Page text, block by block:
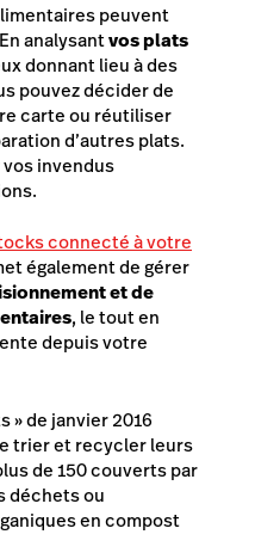
peuvent
analysantvos plats
donnant lieu à des
pouvez décider de
carte ou réutiliser
d’autres plats.
invendus
connecté à votre
également de gérer
et de
, le tout en
depuis votre
» de janvier 2016
trier et recycler leurs
de 150 couverts par
déchets ou
en compost